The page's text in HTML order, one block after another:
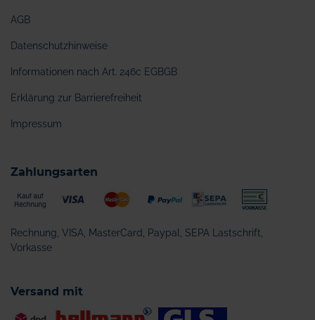
AGB
Datenschutzhinweise
Informationen nach Art. 246c EGBGB
Erklärung zur Barrierefreiheit
Impressum
Zahlungsarten
Rechnung, VISA, MasterCard, Paypal, SEPA Lastschrift,
Vorkasse
Versand mit